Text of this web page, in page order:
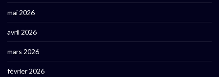
mai 2026
avril 2026
mars 2026
février 2026